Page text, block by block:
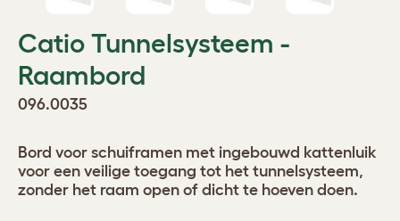
Catio Tunnelsysteem -
Raambord
096.0035
Bord voor schuiframen met ingebouwd kattenluik
voor een veilige toegang tot het tunnelsysteem,
zonder het raam open of dicht te hoeven doen.